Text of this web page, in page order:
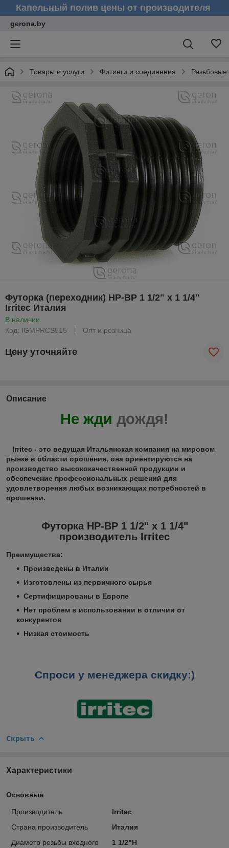
Капельный полив цены от производителя
gerona.by
Товары и услуги Фитинги и соединения
Футорка (переходник) НР-ВР 1 1/2" х 1 1/4"
Irritec Италия
В наличии
Код: IGMPRCS515
Опт и розница
Цену уточняйте
Описание
Не жди дождя!
Irritec - это ведущая Итальянская компания на мировом
рынке в области орошения, она ориентируются на
производство высококачественной продукции и
обеспечение профессиональных решений для
удовлетворения любых возникающих потребностей в
орошении.
Футорка НР-ВР 1 1/2" х 1 1/4"
производитель Irritec
Преимущества:
Произведены в Италии
Изготовлены из первичного сырья
Сертифицированы в Европе
Нет проблем в использовании в отличии от
конкурентов
Низкая стоимость
Спроси у менеджера скидку:)
Скрыть
Характеристики
Основные
Производитель
Irritec
Страна производитель
Италия
Диаметр резьбы входного
1 1/2"Н